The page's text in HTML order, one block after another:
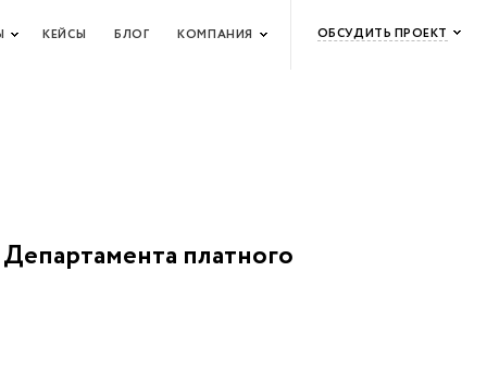
КЕЙСЫ БЛОГ КОМПАНИЯ ОБСУДИТЬ ПРОЕКТ
платного